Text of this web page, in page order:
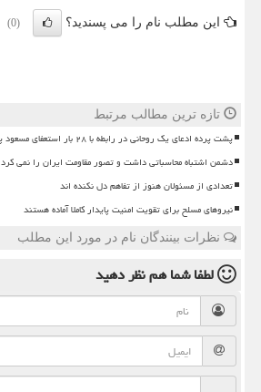
این مطلب نام را می پسندید؟ (0)
تازه ترین مطالب مرتبط
پشت پرده ادعای یک روحانی در رابطه با ۲۸ بار استعفای مسعود پزشکیان
دشمن اشتباه محاسباتی داشت و تصور مقاومت ایران را نمی کرد
تعدادی از مسئولان هنوز از تفاهم دل نکنده اند
نیروهای مسلح برای تقویت امنیت پایدار کاملا آماده هستند
نظرات بینندگان نام در مورد این مطلب
لطفا شما همنظر دهید